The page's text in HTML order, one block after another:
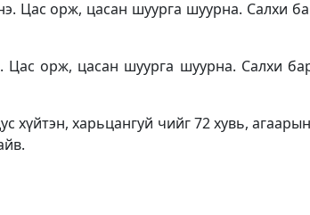
Цас орж, цасан шуурга шуурна. Салхи
Цас орж, цасан шуурга шуурна. Салхи
хүйтэн, харьцангуй чийг 72 хувь,